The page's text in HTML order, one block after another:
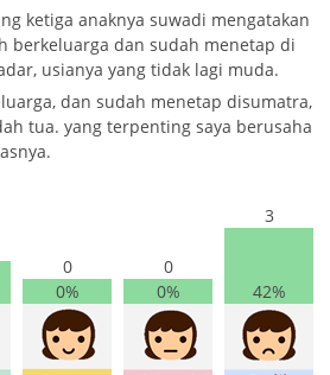
ketiga anaknya suwadi mengatakan
berkeluarga dan sudah menetap di
usianya yang tidak lagi muda.
dan sudah menetap disumatra,
tua. yang terpenting saya berusaha
0
0%
0
0%
3
42%